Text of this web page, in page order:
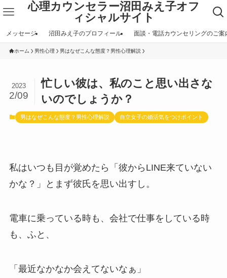
心理カウンセラー沼田みえ子オフ
ィシャルサイト
メッセージ 沼田みえ子のプロフィール 面談・電話カウンセリングのご案
ホーム 男性心理 男はなぜこんな態度？男性心理解説
忙しい彼は、私のこと思い出さな
いのでしょうか？
2023
2/09
男はなぜこんな態度？男性心理解説 自立女子の婚活気をつけポイント
私はいつも目が覚めたら「彼からLINE来ていない
かな？」とまず彼氏を思い出すし。
電車に乗っている時も、会社で仕事をしている時
も、ふと、
「最近なかなか会えてないなぁ」